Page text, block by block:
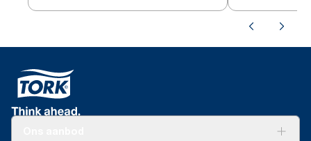
Wit T7
Zwart T7